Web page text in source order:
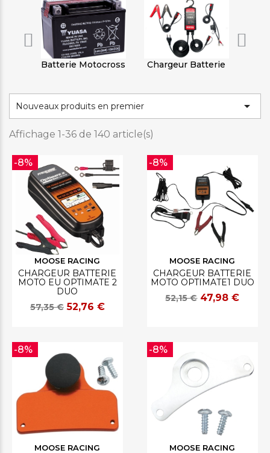
Batterie Motocross Chargeur Batterie
Nouveaux produits en premier 
Affichage 1-36 de 140 article(s)
MOOSE RACING
CHARGEUR BATTERIE
MOTO EU OPTIMATE 2
DUO
57,35 € 52,76 €
-8%
MOOSE RACING
CHARGEUR BATTERIE
MOTO OPTIMATE1 DUO
52,15 € 47,98 €
-8%
MOOSE RACING
-8%
MOOSE RACING
-8%